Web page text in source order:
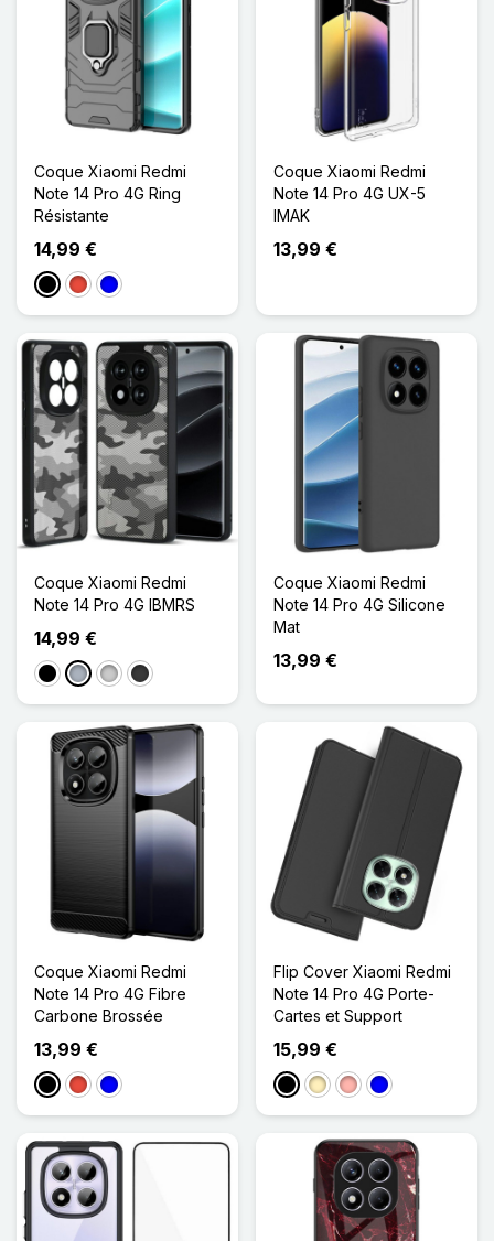
Coque Xiaomi Redmi
Note 14 Pro 4G Ring
Résistante
14,99 €
NoirRouge
Bleu
Coque Xiaomi Redmi
Note 14 Pro 4G UX-5
IMAK
13,99 €
Coque Xiaomi Redmi
Note 14 Pro 4G IBMRS
14,99 €
NoirGris Transparent
Gris foncé
Coque Xiaomi Redmi
Note 14 Pro 4G Silicone
Mat
13,99 €
Coque Xiaomi Redmi
Note 14 Pro 4G Fibre
Carbone Brossée
13,99 €
NoirRouge
Bleu
Flip Cover Xiaomi Redmi
Note 14 Pro 4G Porte-
Cartes et Support
15,99 €
NoirDoréOr Rose
Bleu